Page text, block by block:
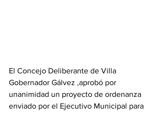
El Concejo Deliberante de Villa
Gobernador Gálvez ,aprobó por
unanimidad un proyecto de ordenanza
enviado por el Ejecutivo Municipal para